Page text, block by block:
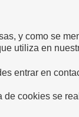
y como se
utiliza en
entrar en
cookies se